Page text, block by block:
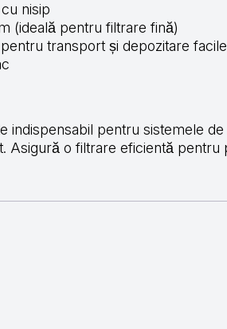
nisip
(ideală pentru filtrare fină)
transport și depozitare facile
indispensabil pentru sistemele
Asigură o filtrare eficientă